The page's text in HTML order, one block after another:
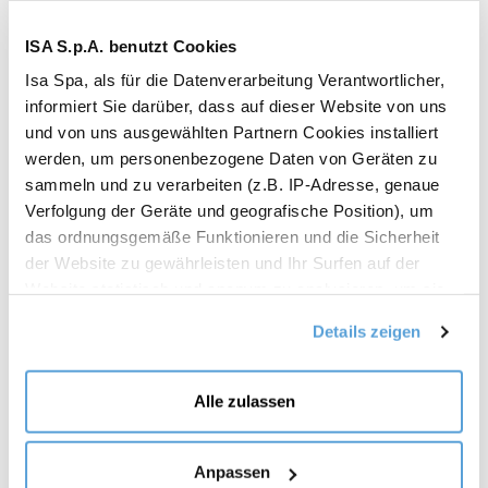
ISA S.p.A. benutzt Cookies
Isa Spa, als für die Datenverarbeitung Verantwortlicher,
informiert Sie darüber, dass auf dieser Website von uns
und von uns ausgewählten Partnern Cookies installiert
werden, um personenbezogene Daten von Geräten zu
sammeln und zu verarbeiten (z.B. IP-Adresse, genaue
Verfolgung der Geräte und geografische Position), um
das ordnungsgemäße Funktionieren und die Sicherheit
der Website zu gewährleisten und Ihr Surfen auf der
Ihnen personalisierte kommerzielle Angebote auf der
Grundlage Ihrer Interessen, der von Ihnen geäußerten
Präferenzen und Ihres Standorts zu zeigen
auszutauschen und Ihnen die Möglichkeit zu geben,
Inhalte, die in sozialen Netzwerken gehostet werden, auf
Details zeigen
Alle zulassen
Anpassen
Prädiktive Wartung
Kamera-Steuerung
24/7-Überwachung
Geld sparen
Functions